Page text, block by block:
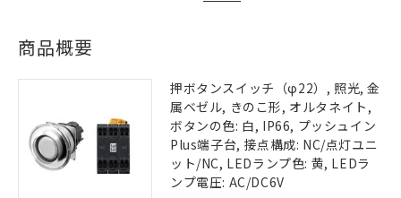
商品概要
押ボタンスイッチ（φ22）, 照光, 金
属ベゼル, きのこ形, オルタネイト,
ボタンの色: 白, IP66, プッシュイン
Plus端子台, 接点構成: NC/点灯ユニ
ット/NC, LEDランプ色: 黄, LEDラ
ンプ電圧: AC/DC6V